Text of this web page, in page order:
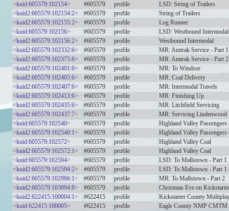
<kuid:605579:102154>
#605579 profile
LSD: String of Trailers
<kuid2:605579:102154:2>
#605579 profile
String of Trailers
<kuid2:605579:102155:2>
#605579 profile
Log Runner
<kuid:605579:102156>
#605579 profile
LSD: Westbound Intermodal
<kuid2:605579:102156:2>
#605579 profile
Westbound Intermodal
<kuid2:605579:102332:6>
#605579 profile
MR: Amtrak Service - Part 1
<kuid2:605579:102375:6>
#605579 profile
MR: Amtrak Service - Part 2
<kuid2:605579:102401:6>
#605579 profile
MR: To Windsor
<kuid2:605579:102405:6>
#605579 profile
MR: Coal Delivery
<kuid2:605579:102407:6>
#605579 profile
MR: Intermodal Travels
<kuid2:605579:102413:6>
#605579 profile
MR: Finishing Up
<kuid2:605579:102435:6>
#605579 profile
MR: Litchfield Servicing
<kuid2:605579:102437:7>
#605579 profile
MR: Servicing Lindenwood
<kuid:605579:102540>
#605579 profile
Highland Valley
<kuid2:605579:102540:1>
#605579 profile
Highland Valley
<kuid:605579:102572>
#605579 profile
Highland Valley Coal
<kuid2:605579:102572:1>
#605579 profile
Highland Valley Coal
<kuid:605579:102594>
#605579 profile
LSD: To Mallstown - Part 1
<kuid2:605579:102594:2>
#605579 profile
LSD: To Mallstown - Part 1
<kuid2:605579:102966:1>
#605579 profile
MR: To Mallstown - Part 2
<kuid2:605579:103094:8>
#605579 profile
Christmas Eve on
<kuid2:622415:100004:1>
#622415 profile
Kickstarter County
<kuid:622415:100005>
#622415 profile
Eagle County NMP CMTM